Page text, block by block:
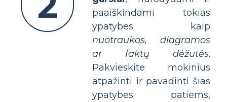
paaiškindami tokias
ypatybes kaip
nuotraukos, diagramos
ar faktų dėžutės.
Pakvieskite mokinius
atpažinti ir pavadinti šias
ypatybes patiems,